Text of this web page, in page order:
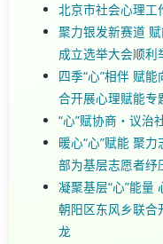
北京市社会心理工
聚力银发新赛道
成立选举大会顺利
四季“心”相伴 赋
合开展心理赋能专
“心”赋协商・议
暖心“心”赋能 聚
部为基层志愿者纾
凝聚基层“心”能
朝阳区东风乡联合
龙